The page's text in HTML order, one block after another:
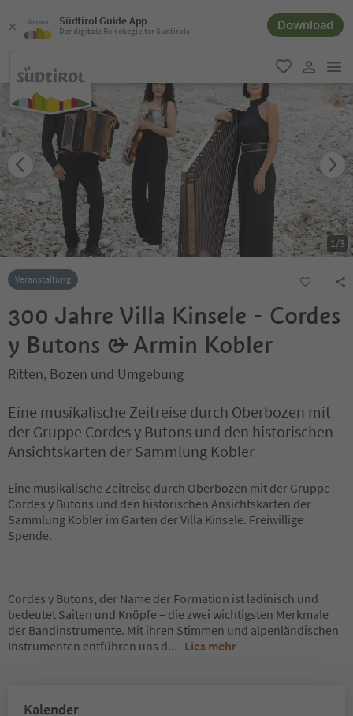
Südtirol Guide App
Der digitale Reisebegleiter Südtirols Download
favorit
user link
1/3
Veranstaltung
300 Jahre Villa Kinsele - Cordes
y Butons & Armin Kobler
Ritten, Bozen und Umgebung
Eine musikalische Zeitreise durch Oberbozen mit
der Gruppe Cordes y Butons und den historischen
Ansichtskarten der Sammlung Kobler
Eine musikalische Zeitreise durch Oberbozen mit der Gruppe
Cordes y Butons und den historischen Ansichtskarten der
Sammlung Kobler im Garten der Villa Kinsele. Freiwillige
Spende.
Cordes y Butons, der Name der Formation ist ladinisch und
bedeutet Saiten und Knöpfe – die zwei wichtigsten Merkmale
der Bandinstrumente. Mit ihren Stimmen und alpenländischen
Instrumenten entführen uns d... Lies mehr
Kalender